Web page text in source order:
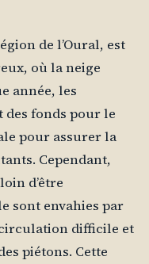
de l’Oural, est
où la neige
année, les
fonds pour le
pour assurer la
Cependant,
d’être
sont envahies par
difficile et
piétons. Cette